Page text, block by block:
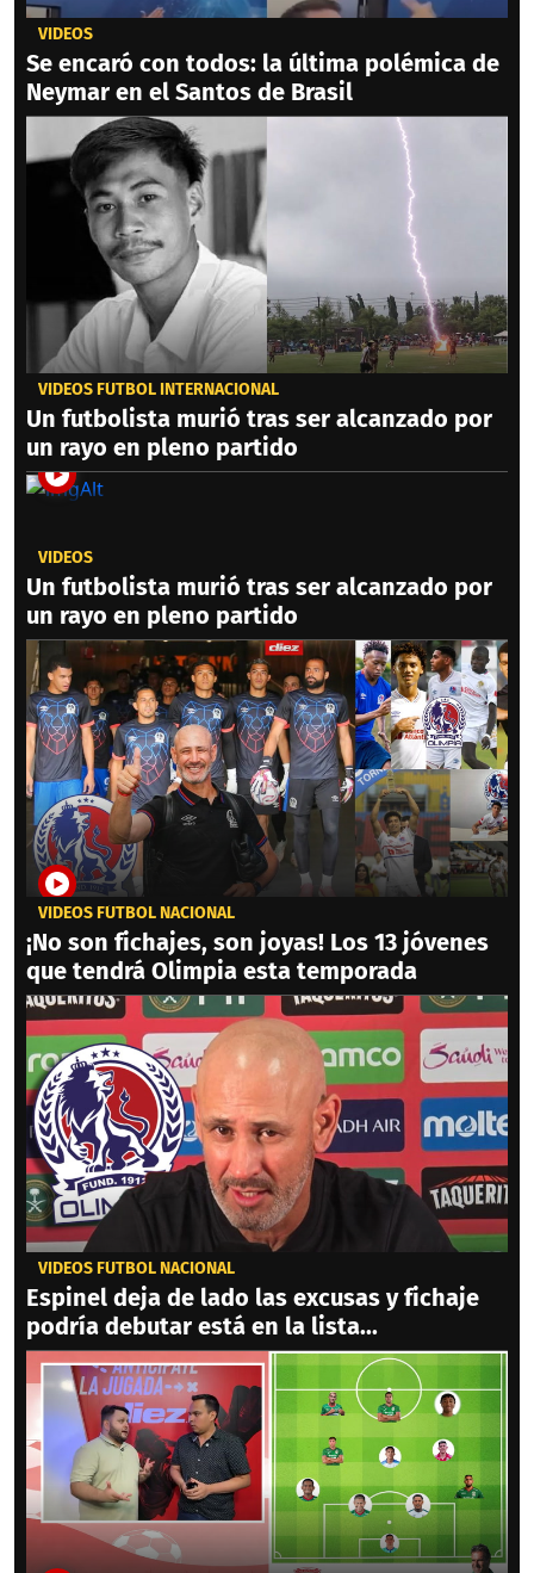
VIDEOS
Se encaró con todos: la última polémica de
Neymar en el Santos de Brasil
VIDEOS FÚTBOL INTERNACIONAL
Un futbolista murió tras ser alcanzado por
un rayo en pleno partido
VIDEOS
Un futbolista murió tras ser alcanzado por
un rayo en pleno partido
VIDEOS FÚTBOL NACIONAL
¡No son fichajes, son joyas! Los 13 jóvenes
que tendrá Olimpia esta temporada
VIDEOS FÚTBOL NACIONAL
Espinel deja de lado las excusas y fichaje
podría debutar está en la lista...